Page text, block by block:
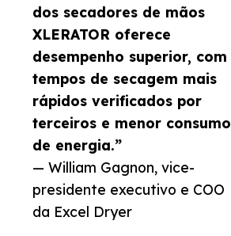
dos secadores de mãos
XLERATOR oferece
desempenho superior, com
tempos de secagem mais
rápidos verificados por
terceiros e menor consumo
de energia.”
— William Gagnon, vice-
presidente executivo e COO
da Excel Dryer